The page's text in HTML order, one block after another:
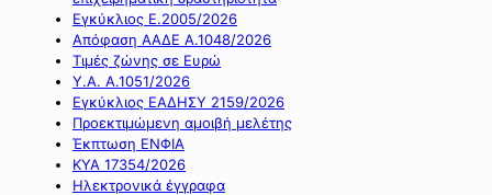
Εγκύκλιος Ε.2005/2026
Απόφαση ΑΑΔΕ Α.1048/2026
Τιμές ζώνης σε Ευρώ
Υ.Α. Α.1051/2026
Εγκύκλιος ΕΑΔΗΣΥ 2159/2026
Προεκτιμώμενη αμοιβή μελέτης
Έκπτωση ΕΝΦΙΑ
ΚΥΑ 17354/2026
Ηλεκτρονικά έγγραφα